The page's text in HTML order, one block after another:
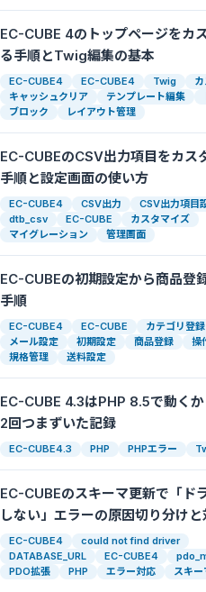
EC-CUBE 4のトップページをカ
る手順とTwig編集の基本
EC-CUBE4 EC-CUBE4 Twig
キャッシュクリア
テンプレート編集
ブロック
レイアウト管理
EC-CUBEのCSV出力項目をカス
手順と設定画面の使い方
EC-CUBE4 CSV出力
CSV出力項目
dtb_csv
EC-CUBE
カスタマイズ
マイグレーション
管理画面
EC-CUBEの初期設定から商品登
手順
EC-CUBE4 EC-CUBE
カテゴリ登録
メール設定
初期設定 商品登録
操
規格管理
送料設定
EC-CUBE 4.3はPHP 8.5で動く
2回つまずいた記録
EC-CUBE4.3 PHP PHPエラー
EC-CUBEのスキーマ更新で「ド
しない」エラーの原因切り分けと
EC-CUBE4
could not find driver
DATABASE_URL
EC-CUBE4
PDO拡張
PHP エラー対応 スキ